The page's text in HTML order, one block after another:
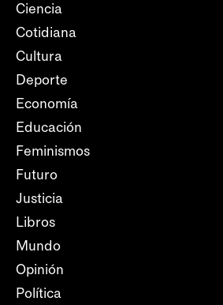
Ciencia
Cotidiana
Cultura
Deporte
Economía
Educación
Feminismos
Futuro
Justicia
Libros
Mundo
Opinión
Política